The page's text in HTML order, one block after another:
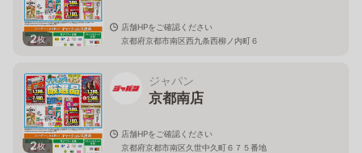
2枚
店舗HPをご確認ください
京都府京都市南区西九条西柳ノ内町６
2枚
ジャパン
京都南店
店舗HPをご確認ください
京都府京都市南区久世中久町６７５番地